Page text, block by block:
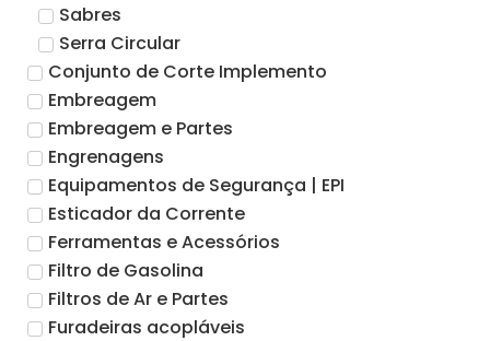
Sabres
Serra Circular
Conjunto de Corte Implemento
Embreagem
Embreagem e Partes
Engrenagens
Equipamentos de Segurança | EPI
Esticador da Corrente
Ferramentas e Acessórios
Filtro de Gasolina
Filtros de Ar e Partes
Furadeiras acopláveis